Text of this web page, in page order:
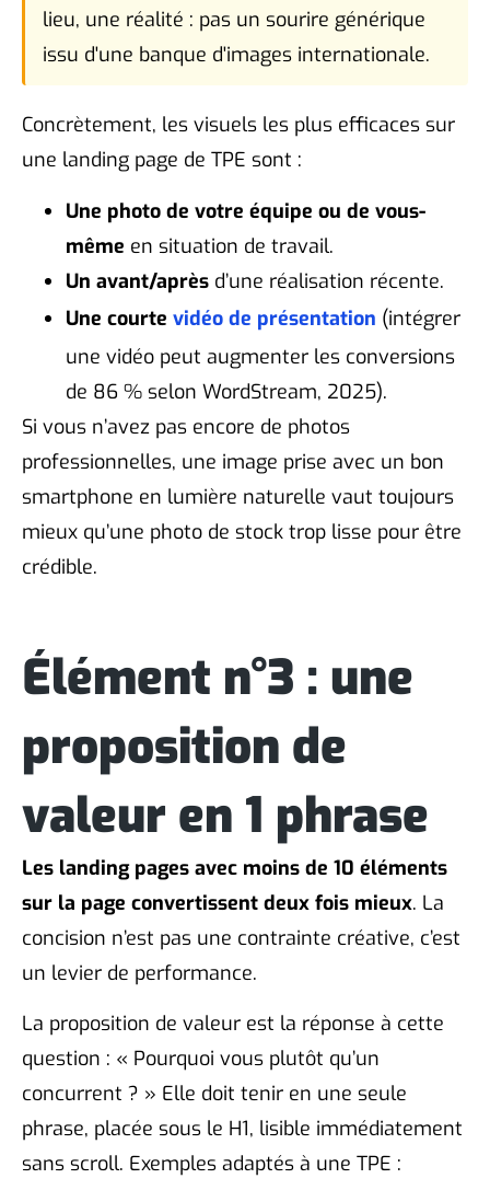
lieu, une réalité : pas un sourire générique
issu d'une banque d'images internationale.
Concrètement, les visuels les plus efficaces sur
une landing page de TPE sont :
Une photo de votre équipe ou de vous-
même en situation de travail.
Un avant/après d’une réalisation récente.
Une courte vidéo de présentation (intégrer
une vidéo peut augmenter les conversions
de 86 % selon WordStream, 2025).
Si vous n’avez pas encore de photos
professionnelles, une image prise avec un bon
smartphone en lumière naturelle vaut toujours
mieux qu’une photo de stock trop lisse pour être
crédible.
Élément n°3 : une
proposition de
valeur en 1 phrase
Les landing pages avec moins de 10 éléments
sur la page convertissent deux fois mieux. La
concision n’est pas une contrainte créative, c’est
un levier de performance.
La proposition de valeur est la réponse à cette
question : « Pourquoi vous plutôt qu’un
concurrent ? » Elle doit tenir en une seule
phrase, placée sous le H1, lisible immédiatement
sans scroll. Exemples adaptés à une TPE :